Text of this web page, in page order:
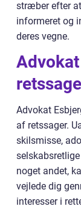
stræber efter
informeret og
deres vegne.
Advokat
af retssager.
skilsmisse,
noget andet,
vejlede dig
interesser i